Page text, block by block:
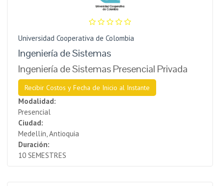
Universidad Cooperativa de Colombia
Ingeniería de Sistemas
Ingeniería de Sistemas Presencial Privada
Recibir Costos y Fecha de Inicio al Instante
Modalidad:
Presencial
Ciudad:
Medellín, Antioquia
Duración:
10 SEMESTRES